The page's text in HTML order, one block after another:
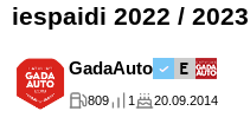
iespaidi 2022 / 2023
GadaAuto
809 1 20.09.2014